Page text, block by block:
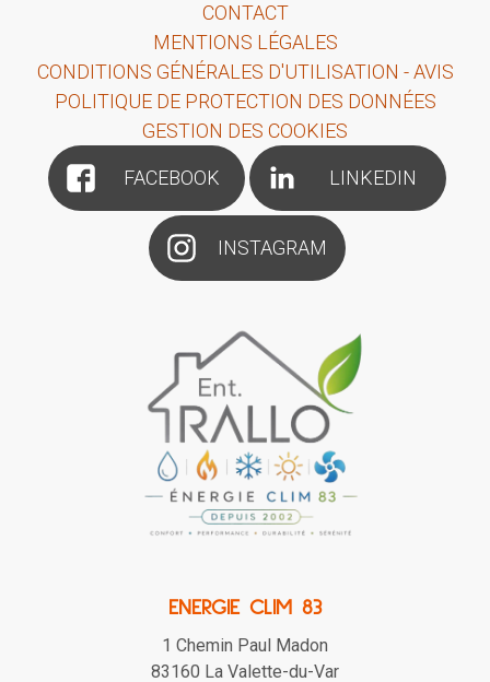
CONTACT
MENTIONS LÉGALES
CONDITIONS GÉNÉRALES D'UTILISATION - AVIS
POLITIQUE DE PROTECTION DES DONNÉES
GESTION DES COOKIES
FACEBOOK LINKEDIN
INSTAGRAM
ENERGIE CLIM 83
1 Chemin Paul Madon
83160 La Valette-du-Var